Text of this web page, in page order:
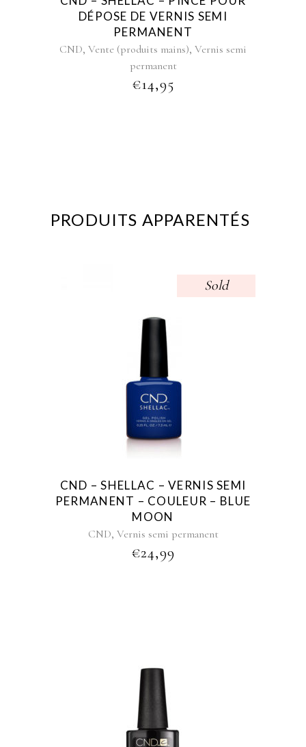
DÉPOSE DE VERNIS SEMI
PERMANENT
CND, Vente (produits mains), Vernis semi
permanent
€14,95
PRODUITS APPARENTÉS
Sold
CND – SHELLAC – VERNIS SEMI
PERMANENT – COULEUR – BLUE
MOON
CND, Vernis semi permanent
€24,99